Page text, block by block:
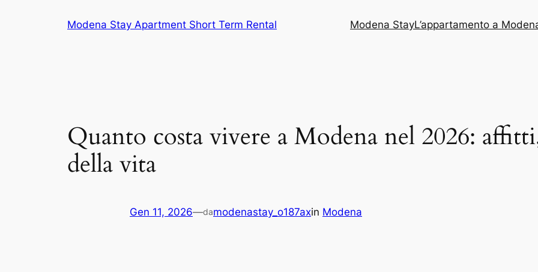
Modena Stay Apartment Short Term Rental Modena StayL’appartamento a
Quanto costa vivere a Modena nel 2026:
della vita
Gen 11, 2026—damodenastay_o187axin Modena